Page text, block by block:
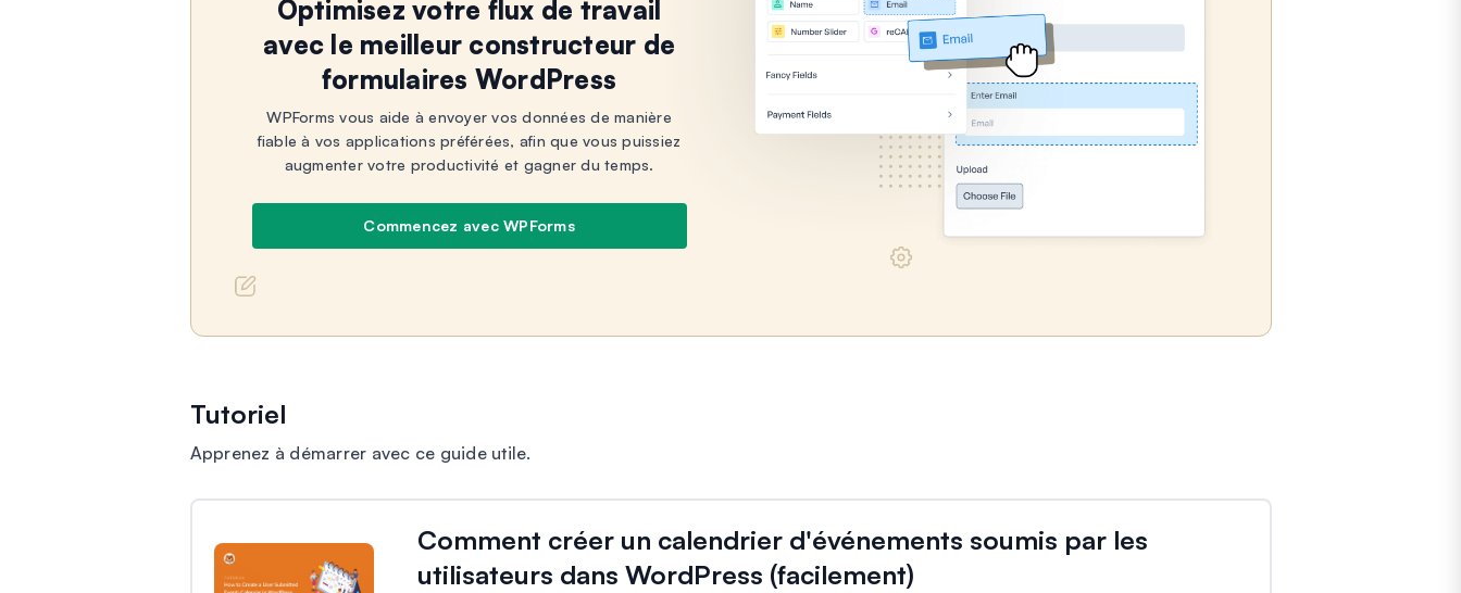
Optimisez votre flux de travail
avec le meilleur constructeur de
formulaires WordPress
WPForms vous aide à envoyer vos données de manière
fiable à vos applications préférées, afin que vous puissiez
augmenter votre productivité et gagner du temps.
Commencez avec WPForms
Tutoriel
Apprenez à démarrer avec ce guide utile.
Comment créer un calendrier d'événements soumis par les
utilisateurs dans WordPress (facilement)